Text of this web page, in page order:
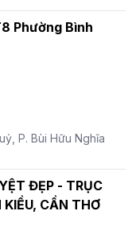
Phường Bình
P. Bùi Hữu Nghĩa
ĐẸP - TRỤC
KIỀU, CẦN THƠ